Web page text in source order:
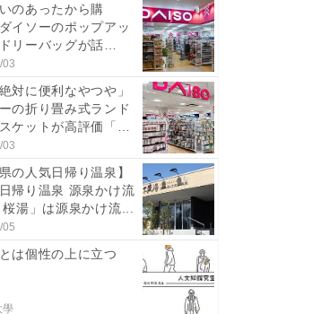
いのあったから購
イソーのポップアッ
リーバッグが話
...
03
対に便利なやつや」
の折り畳み式ランド
ケットが高評価「使
03
の人気日帰り温泉】
日帰り温泉 源泉かけ流
桜湯」は源泉かけ流...
05
は個性の上に立つ
學